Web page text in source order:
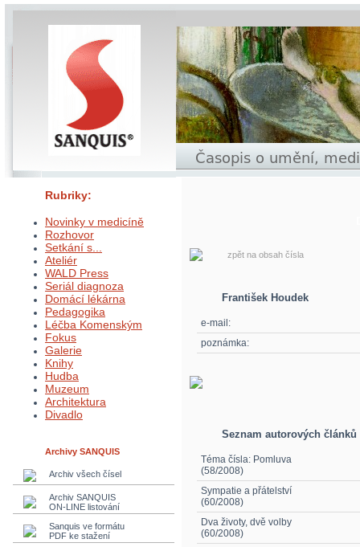
Rubriky:
Novinky v medicíně
Rozhovor
Setkání s...
Ateliér
WALD Press
Seriál diagnoza
Domácí lékárna
Pedagogika
Léčba Komenským
Fokus
Galerie
Knihy
Hudba
Muzeum
Architektura
Divadlo
Archivy SANQUIS
Archiv všech čísel
Archiv SANQUIS
ON-LINE listování
Sanquis ve formátu
PDF ke stažení
zpět na obsah čísla
František Houdek
e-mail:
poznámka:
Seznam autorových článků
Téma čísla: Pomluva
(58/2008)
Sympatie a přátelství
(60/2008)
Dva životy, dvě volby
(60/2008)